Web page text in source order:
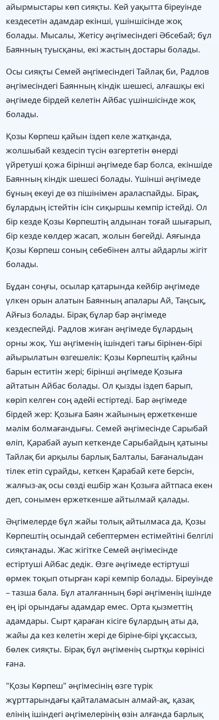
айырмыстары көп сияқты. Кей уақытта біреуінде
кездесетін адамдар екінші, үшіншісінде жоқ
болады. Мысалы, Жетісу әңгімесіндегі Әбсебай; бұл
Баянның туысқаны, екі жастың достары болады.
Осы сияқты Семей әңгімесіндегі Тайлақ би, Радлов
әңгімесіндегі Баянның кіндік шешесі, алғашқы екі
әңгімеде бірдей келетін Айбас үшіншісінде жоқ
болады.
Қозы Көрпеш қайын іздеп келе жатқанда,
жолшыбай кездесіп түсін өзгертетін өнерді
үйретуші қожа бірінші әңгімеде бар болса, екіншіде
Баянның кіндік шешесі болады. Үшінші әңгімеде
бұның екеуі де өз пішінімен араласпайды. Бірақ,
бұлардың істейтін ісін сиқыршы кемпір істейді. Ол
бір кезде Қозы Көрпештің алдынан тоғай шығарып,
бір кезде көлдер жасап, жолын бөгейді. Аяғында
Қозы Көрпеш соның себебінен алты айдарлы жігіт
болады.
Бұдан соңғы, осылар қатарында кейбір әңгімеде
үлкен орын алатын Баянның апалары Ай, Таңсық,
Айғыз болады. Бірақ бұлар бар әңгімеде
кездеспейді. Радлов жиған әңгімеде бұлардың
орны жоқ. Үш әңгіменің ішіндегі тағы бірінен-бірі
айырылатын өзгешелік: Қозы Көрпештің қайны
барын еститін жері; бірінші әңгімеде Қозыға
айтатын Айбас болады. Ол қызды іздеп барып,
көріп келген соң әдейі естіртеді. Бар әңгімеде
бірдей жер: Қозыға Баян жайының ержеткенше
мәлім болмағандығы. Семей әңгімесінде Сарыбай
өліп, Қарабай ауып кеткенде Сарыбайдың қатыны
Тайлақ би арқылы барлық Балталы, Бағаналыдан
тілек етіп сұрайды, кеткен Қарабай кете берсін,
жалғыз-ақ осы сөзді ешбір жан Қозыға айтпаса екен
деп, сонымен ержеткенше айтылмай қалады.
Әңгімелерде бұл жайы толық айтылмаса да, Қозы
Көрпештің осындай себептермен естімейтіні белгілі
сияқтанады. Жас жігітке Семей әңгімесінде
естіртуші Айбас дедік. Өзге әңгімеде естіртуші
өрмек тоқып отырған кәрі кемпір болады. Біреуінде
– тазша бала. Бұл аталғанның бәрі әңгіменің ішінде
ең ірі орындағы адамдар емес. Орта қызметтің
адамдары. Сырт қараған кісіге бұлардың аты да,
жайы да кез келетін жері де біріне-бірі ұқсассыз,
бөлек сияқты. Бірақ бұл әңгіменің сыртқы көрінісі
ғана.
"Қозы Көрпеш" әңгімесінің өзге түрік
жұрттарындағы қайталамасын алмай-ақ, қазақ
елінің ішіндегі әңгімелерінің өзін алғанда барлық